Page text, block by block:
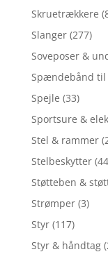
Skruetrækkere
Slanger (277)
Soveposer &
Spændebånd til
Spejle (33)
Sportsure &
Stel & rammer
Stelbeskytter
Støtteben &
Strømper (3)
Styr (117)
Styr & håndtag